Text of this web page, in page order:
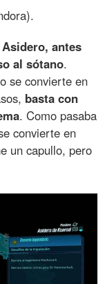
antes
al sótano.
se convierte en
basta con
. Como pasaba
convierte en
un capullo, pero